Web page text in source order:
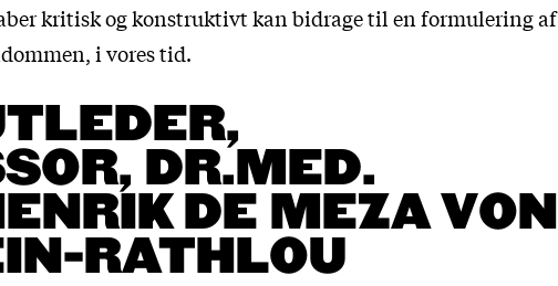
kritisk og konstruktivt kan bidrage til en formulering af
i vores tid.
DR.MED.
DE MEZA VON
RATHLOU